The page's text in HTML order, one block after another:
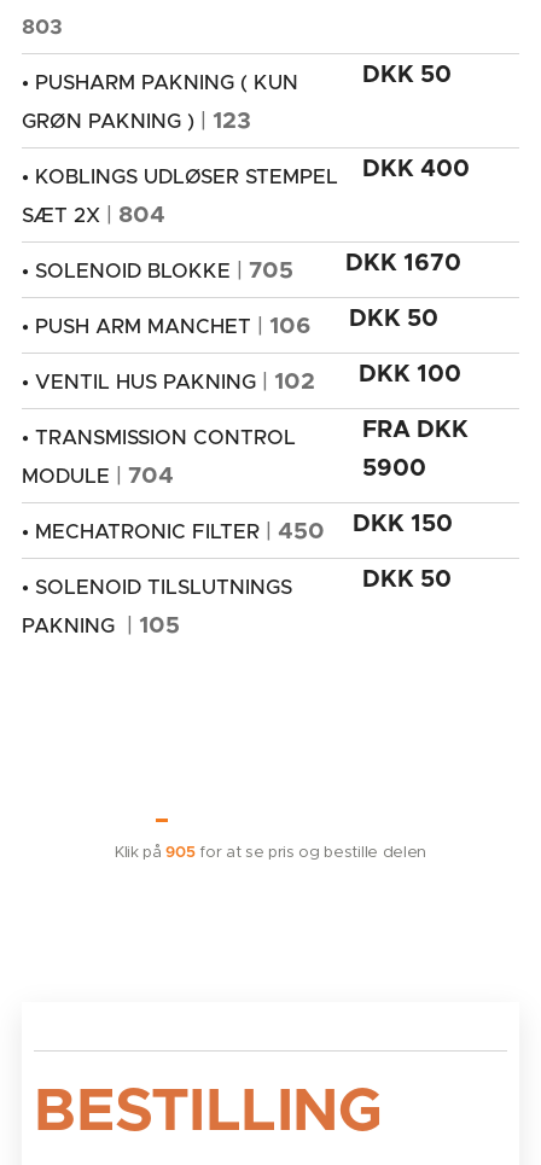
803
• PUSHARM PAKNING ( KUN
GRØN PAKNING )
123
DKK 50
• KOBLINGS UDLØSER STEMPEL
SÆT 2X
804
DKK 400
• SOLENOID BLOKKE 705 DKK 1670
• PUSH ARM MANCHET 106 DKK 50
• VENTIL HUS PAKNING 102 DKK 100
• TRANSMISSION CONTROL
MODULE
704
FRA DKK
5900
• MECHATRONIC FILTER 450 DKK 150
• SOLENOID TILSLUTNINGS
PAKNING
105
DKK 50
Klik på905for at se pris og bestille delen
BESTILLING